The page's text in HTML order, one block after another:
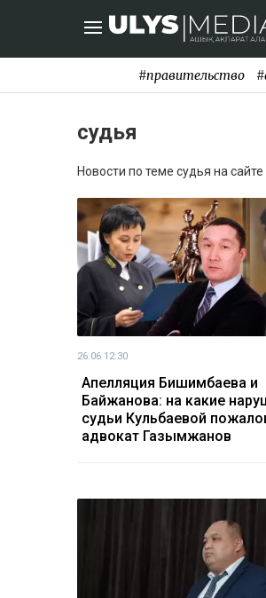
#правительство
судья
Новости по теме судья на
26.06 12:30
Апелляция Бишимбаева и
Байжанова: на какие
судьи Кульбаевой
адвокат Газымжанов